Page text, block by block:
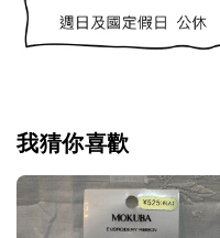
我猜你喜歡